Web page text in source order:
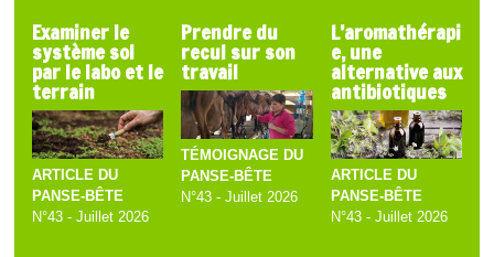
Examiner le
système sol
par le labo et le
terrain
ARTICLE DU
PANSE-BÊTE
N°43 - Juillet 2026
Prendre du
recul sur son
travail
TÉMOIGNAGE DU
PANSE-BÊTE
N°43 - Juillet 2026
L’aromathérapi
e, une
alternative aux
antibiotiques
ARTICLE DU
PANSE-BÊTE
N°43 - Juillet 2026